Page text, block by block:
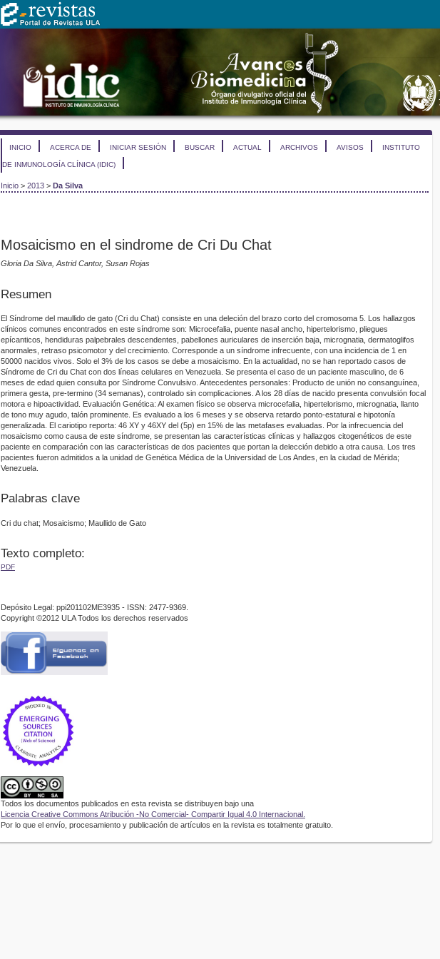
INICIO ACERCA DE INICIAR SESIÓN BUSCAR ACTUAL ARCHIVOS AVISOS INSTITUTO
DE INMUNOLOGÍA CLÍNICA (IDIC)
Inicio > 2013 > Da Silva
Mosaicismo en el sindrome de Cri Du Chat
Gloria Da Silva, Astrid Cantor, Susan Rojas
Resumen
El Síndrome del maullido de gato (Cri du Chat) consiste en una deleción del brazo corto del cromosoma 5. Los hallazgos
clínicos comunes encontrados en este síndrome son: Microcefalia, puente nasal ancho, hipertelorismo, pliegues
epícanticos, hendiduras palpebrales descendentes, pabellones auriculares de inserción baja, micrognatia, dermatoglifos
anormales, retraso psicomotor y del crecimiento. Corresponde a un síndrome infrecuente, con una incidencia de 1 en
50000 nacidos vivos. Solo el 3% de los casos se debe a mosaicismo. En la actualidad, no se han reportado casos de
Síndrome de Cri du Chat con dos líneas celulares en Venezuela. Se presenta el caso de un paciente masculino, de 6
meses de edad quien consulta por Síndrome Convulsivo. Antecedentes personales: Producto de unión no consanguínea,
primera gesta, pre-termino (34 semanas), controlado sin complicaciones. A los 28 días de nacido presenta convulsión focal
motora e hipoactividad. Evaluación Genética: Al examen físico se observa microcefalia, hipertelorismo, micrognatia, llanto
de tono muy agudo, talón prominente. Es evaluado a los 6 meses y se observa retardo ponto-estatural e hipotonía
generalizada. El cariotipo reporta: 46 XY y 46XY del (5p) en 15% de las metafases evaluadas. Por la infrecuencia del
mosaicismo como causa de este síndrome, se presentan las características clínicas y hallazgos citogenéticos de este
paciente en comparación con las características de dos pacientes que portan la delección debido a otra causa. Los tres
pacientes fueron admitidos a la unidad de Genética Médica de la Universidad de Los Andes, en la ciudad de Mérida;
Venezuela.
Palabras clave
Cri du chat; Mosaicismo; Maullido de Gato
Texto completo:
PDF
Depósito Legal: ppi201102ME3935 - ISSN: 2477-9369.
Copyright ©2012 ULA Todos los derechos reservados
Todos los documentos publicados en esta revista se distribuyen bajo una
Licencia Creative Commons Atribución -No Comercial- Compartir Igual 4.0 Internacional.
Por lo que el envío, procesamiento y publicación de artículos en la revista es totalmente gratuito.